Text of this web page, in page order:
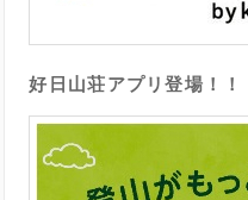
好日山荘アプリ登場！！